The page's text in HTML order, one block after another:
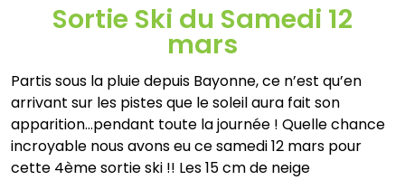
Sortie Ski du Samedi 12
mars
Partis sous la pluie depuis Bayonne, ce n’est qu’en
arrivant sur les pistes que le soleil aura fait son
apparition…pendant toute la journée ! Quelle chance
incroyable nous avons eu ce samedi 12 mars pour
cette 4ème sortie ski !! Les 15 cm de neige